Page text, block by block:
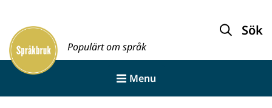
innehållet
Populärt om språk
Sök
Menu